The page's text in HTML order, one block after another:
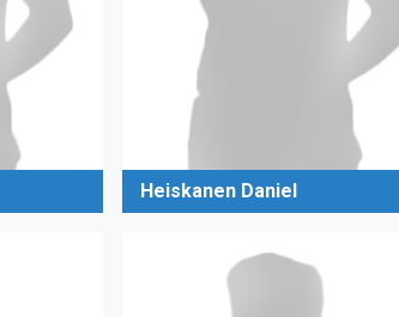
Heiskanen Daniel